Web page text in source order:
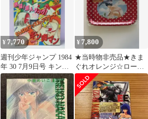
¥ 7,770
週刊少年ジャンプ 1984
年 30 7月9日号 キン肉
マン表紙
¥ 7,800
★当時物非売品★きま
ぐれオレンジ☆ロード
★未使用未開封★缶ト
レイ★缶トレー★